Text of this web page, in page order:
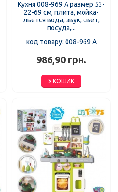
Кухня 008-969 А размер 53-
22-69 см, плита, мойка-
льется вода, звук, свет,
посуда,...
код товару: 008-969 А
986,90 грн.
У КОШИК